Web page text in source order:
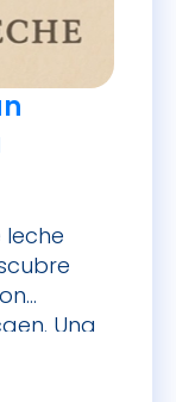
Una